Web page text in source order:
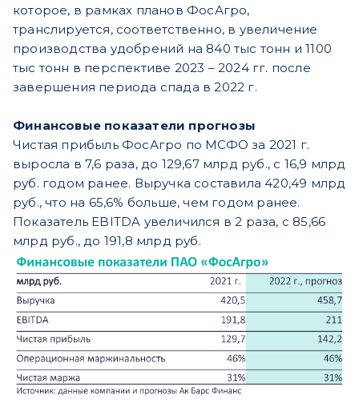
которое, в рамках планов ФосАгро,
транслируется, соответственно, в увеличение
производства удобрений на 840 тыс тонн и 1100
тыс тонн в перспективе 2023 – 2024 гг. после
завершения периода спада в 2022 г.
Финансовые показатели прогнозы
Чистая прибыль ФосАгро по МСФО за 2021 г.
выросла в 7,6 раза, до 129,67 млрд руб., с 16,9 млрд
руб. годом ранее. Выручка составила 420,49 млрд
руб., что на 65,6% больше, чем годом ранее.
Показатель EBITDA увеличился в 2 раза, с 85,66
млрд руб., до 191,8 млрд руб.